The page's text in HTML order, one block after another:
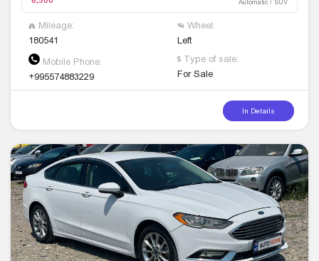
Mileage:
180541
Wheel:
Left
Mobile Phone:
+995574883229
Type of sale:
For Sale
In Details